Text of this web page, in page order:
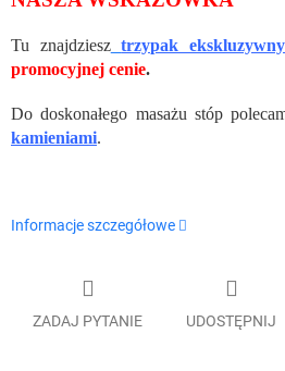
Tu znajdziesz trzypak
promocyjnej cenie.
Do doskonałego masażu stóp
kamieniami.
Informacje szczegółowe
ZADAJ PYTANIE UDOSTĘPNIJ